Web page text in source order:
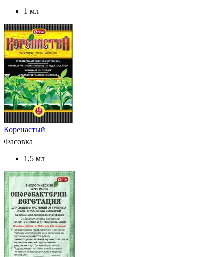
1 мл
Коренастый
Фасовка
1,5 мл